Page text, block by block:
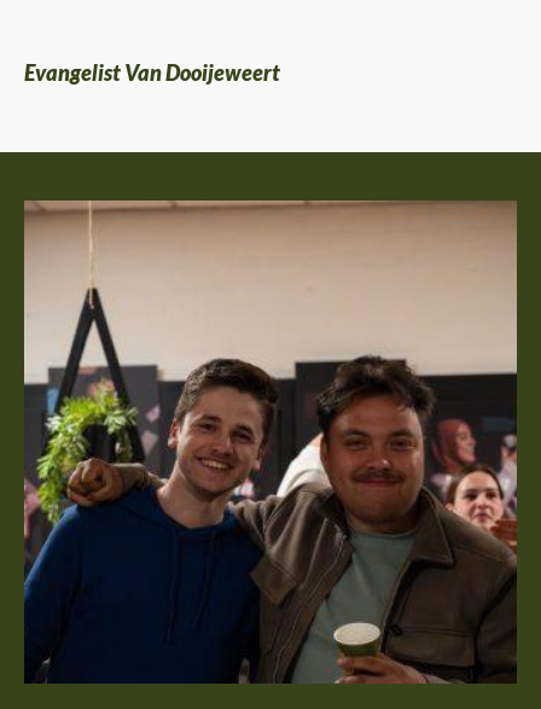
Evangelist Van Dooijeweert